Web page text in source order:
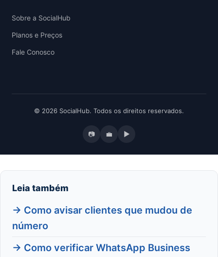
Sobre a SocialHub
Planos e Preços
Fale Conosco
© 2026 SocialHub. Todos os direitos reservados.
📷 💼 ▶
Leia também
→ Como avisar clientes que mudou de
número
→ Como verificar WhatsApp Business